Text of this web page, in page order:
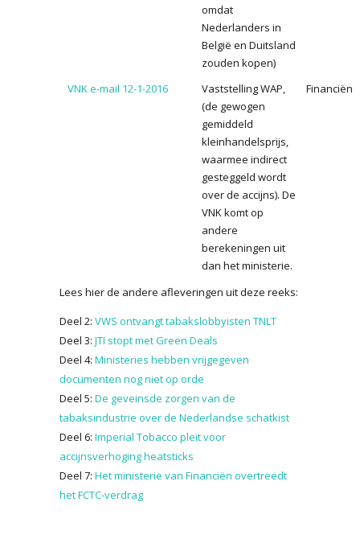
omdat
Nederlanders in
België en Duitsland
zouden kopen)
VNK e-mail 12-1-2016
Vaststelling WAP,
(de gewogen
gemiddeld
kleinhandelsprijs,
waarmee indirect
gesteggeld wordt
over de accijns). De
VNK komt op
andere
berekeningen uit
dan het ministerie.
Financiën
Lees hier de andere afleveringen uit deze reeks:
Deel 2: VWS ontvangt tabakslobbyisten TNLT
Deel 3: JTI stopt met Green Deals
Deel 4: Ministeries hebben vrijgegeven
documenten nog niet op orde
Deel 5: De geveinsde zorgen van de
tabaksindustrie over de Nederlandse schatkist
Deel 6: Imperial Tobacco pleit voor
accijnsverhoging heatsticks
Deel 7: Het ministerie van Financiën overtreedt
het FCTC-verdrag